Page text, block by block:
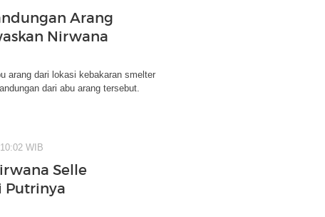
Arang
Nirwana
arang dari lokasi kebakaran smelter
dari abu arang tersebut.
WIB
Selle
Putrinya